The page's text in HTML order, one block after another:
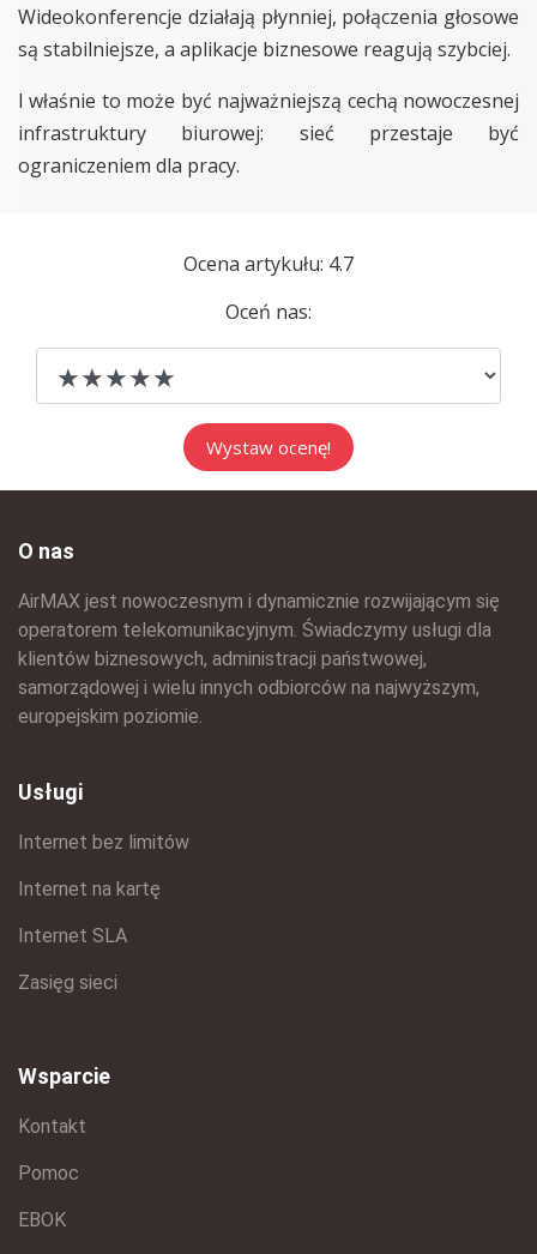
Wideokonferencje działają płynniej, połączenia głosowe
są stabilniejsze, a aplikacje biznesowe reagują szybciej.
I właśnie to może być najważniejszą cechą nowoczesnej
infrastruktury biurowej: sieć przestaje być
ograniczeniem dla pracy.
Ocena artykułu: 4.7
Oceń nas:
O nas
AirMAX jest nowoczesnym i dynamicznie rozwijającym się
operatorem telekomunikacyjnym. Świadczymy usługi dla
klientów biznesowych, administracji państwowej,
samorządowej i wielu innych odbiorców na najwyższym,
europejskim poziomie.
Usługi
Internet bez limitów
Internet na kartę
Internet SLA
Zasięg sieci
Wsparcie
Kontakt
Pomoc
EBOK